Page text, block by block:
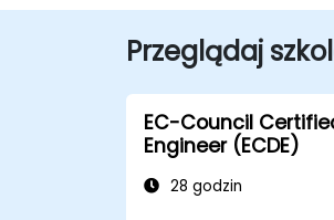
Przeglądaj
EC-Council
Engineer (ECDE)
28 godzin